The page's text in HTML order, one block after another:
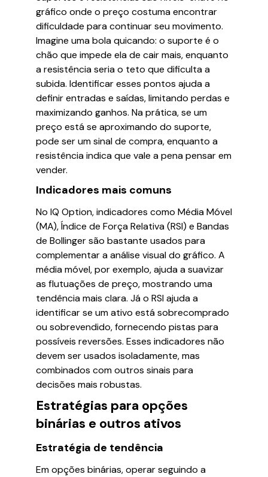
gráfico onde o preço costuma encontrar
dificuldade para continuar seu movimento.
Imagine uma bola quicando: o suporte é o
chão que impede ela de cair mais, enquanto
a resistência seria o teto que dificulta a
subida. Identificar esses pontos ajuda a
definir entradas e saídas, limitando perdas e
maximizando ganhos. Na prática, se um
preço está se aproximando do suporte,
pode ser um sinal de compra, enquanto a
resistência indica que vale a pena pensar em
vender.
Indicadores mais comuns
No IQ Option, indicadores como Média Móvel
(MA), Índice de Força Relativa (RSI) e Bandas
de Bollinger são bastante usados para
complementar a análise visual do gráfico. A
média móvel, por exemplo, ajuda a suavizar
as flutuações de preço, mostrando uma
tendência mais clara. Já o RSI ajuda a
identificar se um ativo está sobrecomprado
ou sobrevendido, fornecendo pistas para
possíveis reversões. Esses indicadores não
devem ser usados isoladamente, mas
combinados com outros sinais para
decisões mais robustas.
Estratégias para opções
binárias e outros ativos
Estratégia de tendência
Em opções binárias, operar seguindo a